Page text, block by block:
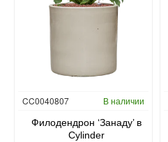
CC0040807 В наличии
Филодендрон ‘Занаду’ в
Cylinder